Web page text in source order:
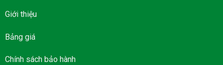
Giới thiệu
Bảng giá
Chính sách bảo hành